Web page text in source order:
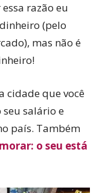
razão eu
(pelo
mas não é
cidade que você
salário e
país. Também
o seu está